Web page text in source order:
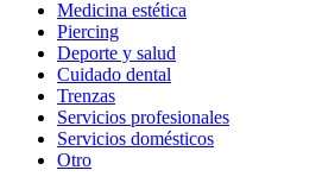
Medicina estética
Piercing
Deporte y salud
Cuidado dental
Trenzas
Servicios profesionales
Servicios domésticos
Otro